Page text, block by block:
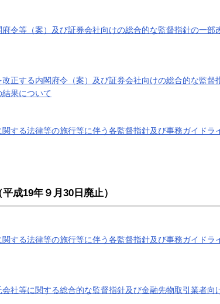
令等（案）及び証券会社向けの総合的な監督指針の一部
正する内閣府令（案）及び証券会社向けの総合的な監督
果について
する法律等の施行等に伴う各監督指針及び事務ガイドラ
平成19年９月30日廃止）
する法律等の施行等に伴う各監督指針及び事務ガイドラ
社等に関する総合的な監督指針及び金融先物取引業者向